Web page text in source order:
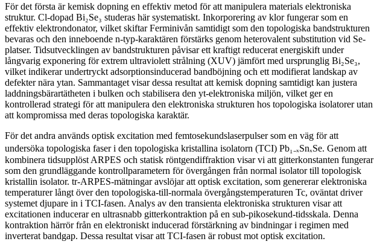
För det första är kemisk dopning en effektiv metod för att manipulera materials elektroniska
struktur. Cl-dopad Bi₂Se₃ studeras här systematiskt. Inkorporering av klor fungerar som en
effektiv elektrondonator, vilket skiftar Ferminivån samtidigt som den topologiska bandstrukturen
bevaras och den inneboende n-typ-karaktären förstärks genom heterovalent substitution vid Se-
platser. Tidsutvecklingen av bandstrukturen påvisar ett kraftigt reducerat energiskift under
långvarig exponering för extrem ultraviolett strålning (XUV) jämfört med ursprunglig Bi₂Se₃,
vilket indikerar undertryckt adsorptionsinducerad bandböjning och ett modifierat landskap av
defekter nära ytan. Sammantaget visar dessa resultat att kemisk dopning samtidigt kan justera
laddningsbärartätheten i bulken och stabilisera den yt-elektroniska miljön, vilket ger en
kontrollerad strategi för att manipulera den elektroniska strukturen hos topologiska isolatorer utan
att kompromissa med deras topologiska karaktär.
För det andra används optisk excitation med femtosekundslaserpulser som en väg för att
undersöka topologiska faser i den topologiska kristallina isolatorn (TCI) Pb₁₋ₓSnₓSe. Genom att
kombinera tidsupplöst ARPES och statisk röntgendiffraktion visar vi att gitterkonstanten fungerar
som den grundläggande kontrollparametern för övergången från normal isolator till topologisk
kristallin isolator. tr-ARPES-mätningar avslöjar att optisk excitation, som genererar elektroniska
temperaturer långt över den topologiska-till-normala övergångstemperaturen Tc, oväntat driver
systemet djupare in i TCI-fasen. Analys av den transienta elektroniska strukturen visar att
excitationen inducerar en ultrasnabb gitterkontraktion på en sub-pikosekund-tidsskala. Denna
kontraktion härrör från en elektroniskt inducerad förstärkning av bindningar i regimen med
inverterat bandgap. Dessa resultat visar att TCI-fasen är robust mot optisk excitation.